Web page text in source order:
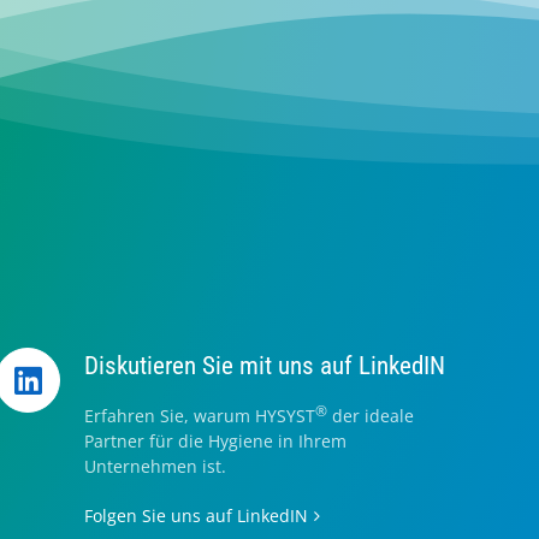
Diskutieren Sie mit uns auf LinkedIN
Erfahren Sie, warum HYSYST® der ideale
Partner für die Hygiene in Ihrem
Unternehmen ist.
Folgen Sie uns auf LinkedIN